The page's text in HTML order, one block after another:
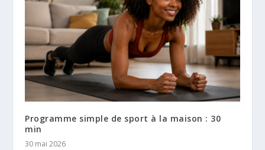
Programme simple de sport à la maison : 30
min
30 mai 2026